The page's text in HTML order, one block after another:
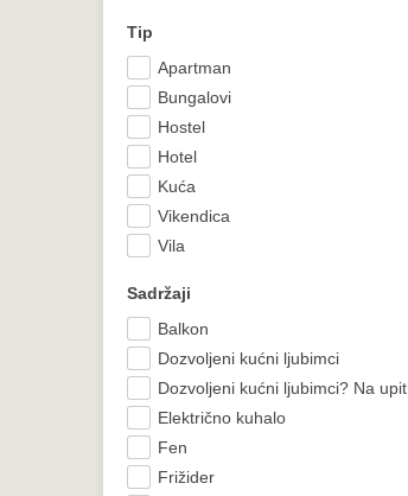
Tip
Apartman
Bungalovi
Hostel
Hotel
Kuća
Vikendica
Vila
Sadržaji
Balkon
Dozvoljeni kućni ljubimci
Dozvoljeni kućni ljubimci? Na upit
Električno kuhalo
Fen
Frižider